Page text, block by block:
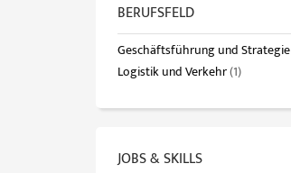
BERUFSFELD
Geschäftsführung und Strategie
Logistik und Verkehr(1)
JOBS & SKILLS